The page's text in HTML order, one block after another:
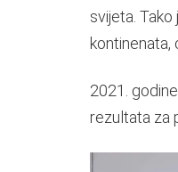
svijeta.
kontinenata,
2021.
rezultata za